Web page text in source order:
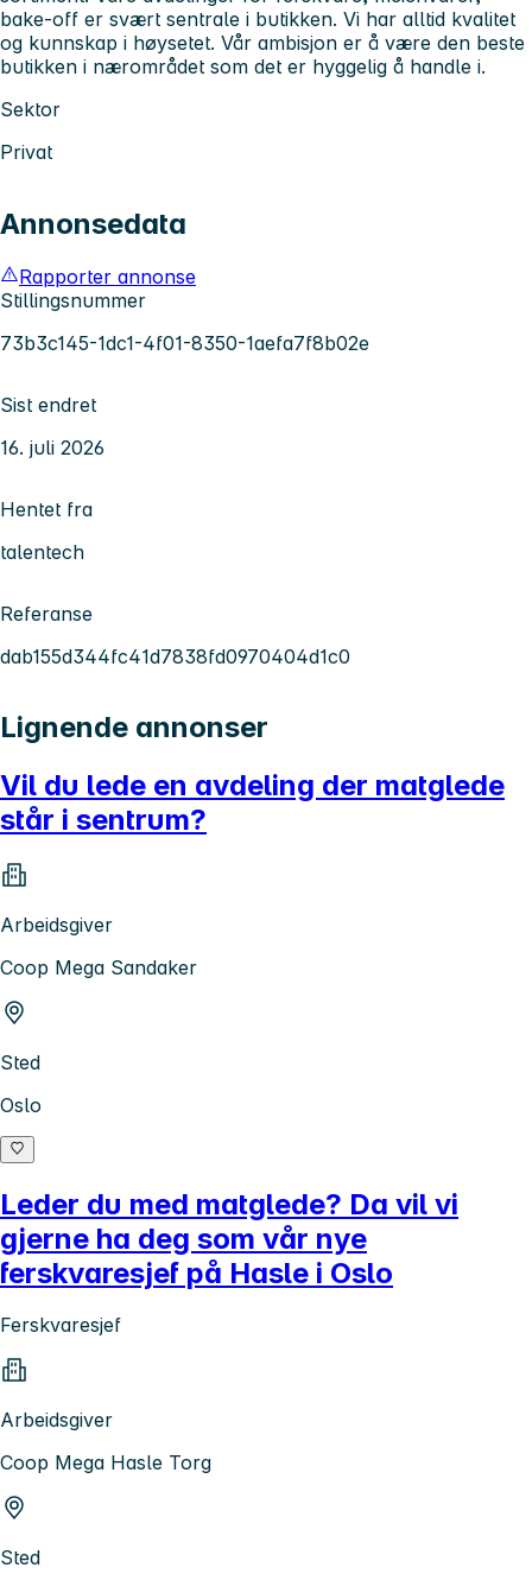
bake-off er svært sentrale i butikken. Vi har alltid kvalitet
og kunnskap i høysetet. Vår ambisjon er å være den beste
butikken i nærområdet som det er hyggelig å handle i.
Sektor
Privat
Annonsedata
Rapporter annonse
Stillingsnummer
73b3c145-1dc1-4f01-8350-1aefa7f8b02e
Sist endret
16. juli 2026
Hentet fra
talentech
Referanse
dab155d344fc41d7838fd0970404d1c0
Lignende annonser
Vil du lede en avdeling der matglede
står i sentrum?
Arbeidsgiver
Coop Mega Sandaker
Sted
Oslo
Leder du med matglede? Da vil vi
gjerne ha deg som vår nye
ferskvaresjef på Hasle i Oslo
Ferskvaresjef
Arbeidsgiver
Coop Mega Hasle Torg
Sted